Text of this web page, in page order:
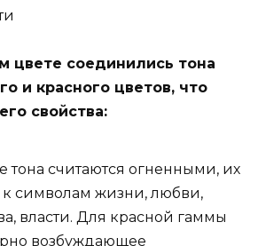
цвете соединились тона
и красного цветов, что
свойства:
тона считаются огненными, их
к символам жизни, любви,
власти. Для красной гаммы
возбуждающее